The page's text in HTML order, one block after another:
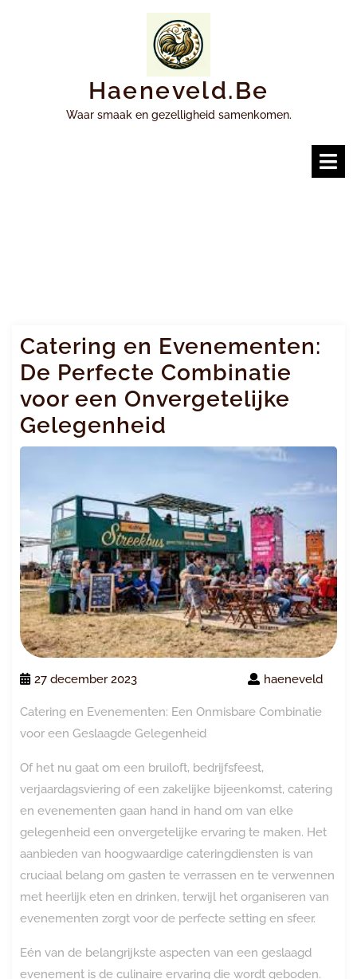
Haeneveld.be
Waar smaak en gezelligheid samenkomen.
Catering en Evenementen:
De Perfecte Combinatie
voor een Onvergetelijke
Gelegenheid
27 december 2023 haeneveld
Catering en Evenementen: Een Onmisbare Combinatie
voor een Geslaagde Gelegenheid
Of het nu gaat om een bruiloft, bedrijfsfeest,
verjaardagsviering of een zakelijke bijeenkomst, catering
en evenementen gaan hand in hand om van elke
gelegenheid een onvergetelijke ervaring te maken. Het
aanbieden van hoogwaardige cateringdiensten is van
cruciaal belang om gasten te verrassen en te verwennen
met heerlijk eten en drinken, terwijl het organiseren van
evenementen zorgt voor de perfecte setting en sfeer.
Eén van de belangrijkste aspecten van een geslaagd
evenement is de culinaire ervaring die wordt geboden.